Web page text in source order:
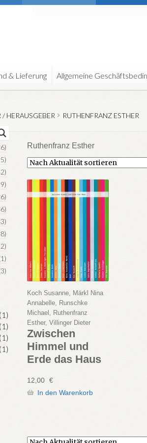
& Lieferung Allgemeine
HERAUSGEBER RUTHENFRANZ ESTHER
Ruthenfranz Esther
Koch Susanne, Märkl Nina
Annabelle, Runschke
Michael, Ruthenfranz
Esther, Villinger Dieter
Zwischen
Himmel und
Erde das Haus
12,00 €
In den Warenkorb
(1)
(1)
(1)
(1)